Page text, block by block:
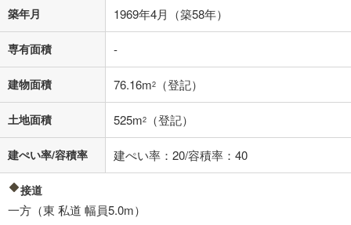
条件によってお借り入れができないことがあります。
閉じる
築年月 1969年4月（築58年）
専有面積 -
建物面積 76.16m2 （登記）
土地面積 525m2 （登記）
建ぺい率/容積率 建ぺい率：20/容積率：40
接道
一方（東 私道 幅員5.0m）